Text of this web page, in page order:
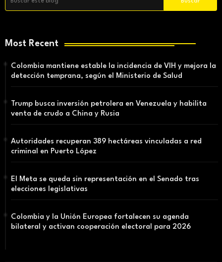
Most Recent
Colombia mantiene estable la incidencia de VIH y mejora la
detección temprana, según el Ministerio de Salud
Trump busca inversión petrolera en Venezuela y habilita
venta de crudo a China y Rusia
Autoridades recuperan 389 hectáreas vinculadas a red
criminal en Puerto López
El Meta se queda sin representación en el Senado tras
elecciones legislativas
Colombia y la Unión Europea fortalecen su agenda
bilateral y activan cooperación electoral para 2026